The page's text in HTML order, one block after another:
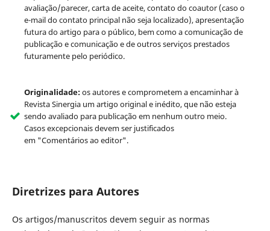
avaliação/parecer, carta de aceite, contato do coautor (caso o
e-mail do contato principal não seja localizado), apresentação
futura do artigo para o público, bem como a comunicação de
publicação e comunicação e de outros serviços prestados
futuramente pelo periódico.
Originalidade:os autores e comprometem a encaminhar à
Revista Sinergia um artigo original e inédito, que não esteja
sendo avaliado para publicação em nenhum outro meio.
Casos excepcionais devem ser justificados
em "Comentários ao editor".
Diretrizes para Autores
Os artigos/manuscritos devem seguir as normas